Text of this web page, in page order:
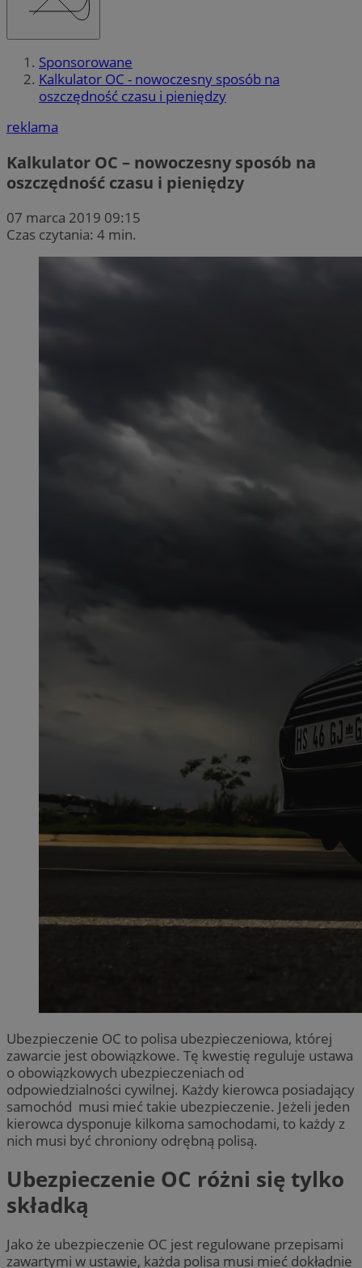
Sponsorowane
Kalkulator OC - nowoczesny sposób na
oszczędność czasu i pieniędzy
reklama
Kalkulator OC – nowoczesny sposób na
oszczędność czasu i pieniędzy
07 marca 2019 09:15
Czas czytania: 4 min.
Ubezpieczenie OC to polisa ubezpieczeniowa, której
zawarcie jest obowiązkowe. Tę kwestię reguluje ustawa
o obowiązkowych ubezpieczeniach od
odpowiedzialności cywilnej. Każdy kierowca posiadający
samochód musi mieć takie ubezpieczenie. Jeżeli jeden
kierowca dysponuje kilkoma samochodami, to każdy z
nich musi być chroniony odrębną polisą.
Ubezpieczenie OC różni się tylko
składką
Jako że ubezpieczenie OC jest regulowane przepisami
zawartymi w ustawie, każda polisa musi mieć dokładnie